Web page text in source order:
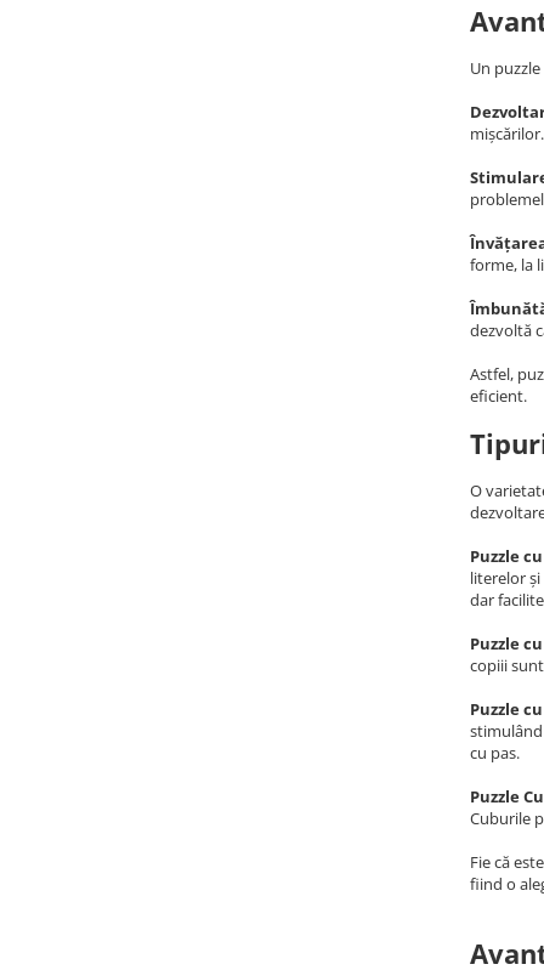
Un
forme, la
dezvoltă
Astfel,
eficient.
O
Puzzle
literelor
dar
Puzzle
copiii
Puzzle
stimulând
cu pas.
Puzzle
Cuburile
Fie că
fiind o